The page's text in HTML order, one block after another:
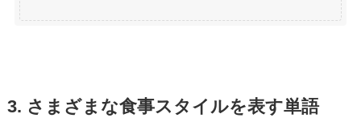
3. さまざまな食事スタイルを表す単語